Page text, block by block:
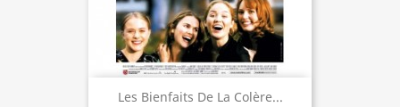
Les Bienfaits De La Colère...